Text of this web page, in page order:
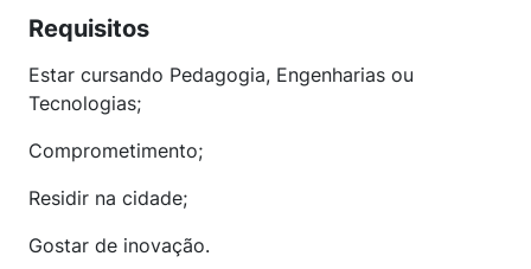
Requisitos
Estar cursando Pedagogia, Engenharias ou
Tecnologias;
Comprometimento;
Residir na cidade;
Gostar de inovação.